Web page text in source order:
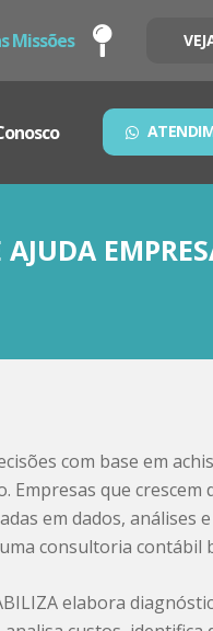
Missões
com base em
Empresas que
em dados, análises
consultoria contábil
elabora